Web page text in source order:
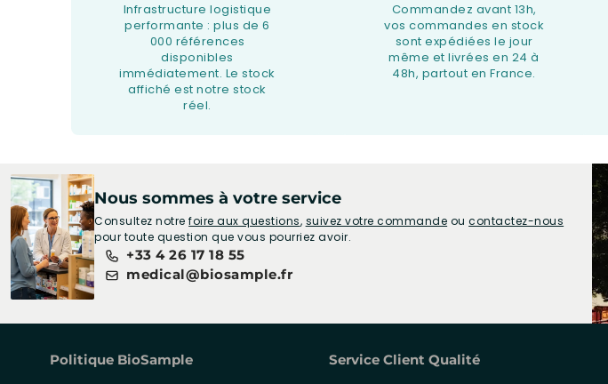
Infrastructure logistique
performante : plus de 6
000 références
disponibles
immédiatement. Le stock
affiché est notre stock
réel.
Commandez avant 13h,
vos commandes en stock
sont expédiées le jour
même et livrées en 24 à
48h, partout en France.
Nous sommes à votre service
Consultez notrefoire aux questions, suivez votre commande oucontactez-nous
pour toute question que vous pourriez avoir.
+33 4 26 17 18 55
medical@biosample.fr
Politique BioSample Service Client Qualité